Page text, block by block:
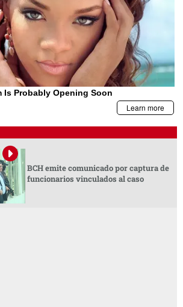
BCH emite comunicado por captura de
funcionarios vinculados al caso